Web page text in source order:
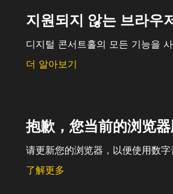
지원되지 않는 브라우
디지털 콘서트홀의 모든 기능을
더 알아보기
抱歉，您当前的浏览
请更新您的浏览器，以便使用数字
了解更多